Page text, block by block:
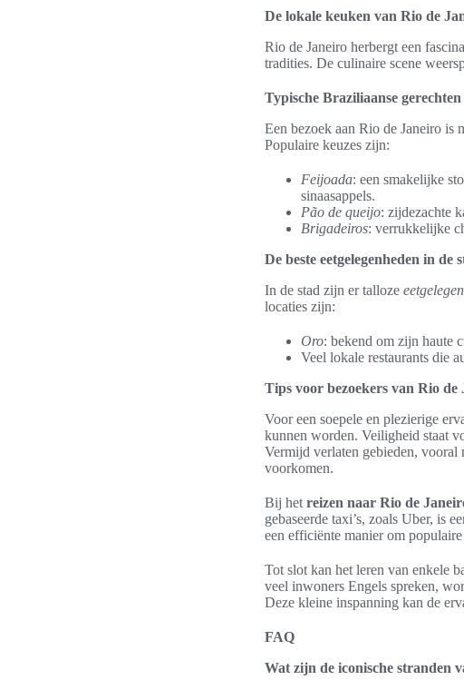
De lokale keuken van Rio de
Rio de Janeiro herbergt een
tradities. De culinaire scene
Typische Braziliaanse gerechten
Een bezoek aan Rio de Janeiro is
Populaire keuzes zijn:
Feijoada: een smakelijke
sinaasappels.
Pão de queijo: zijdezachte
Brigadeiros: verrukkelijke
De beste eetgelegenheden in de
In de stad zijn er talloze
locaties zijn:
Oro: bekend om zijn haute
Veel lokale restaurants die
Tips voor bezoekers van Rio de
Voor een soepele en plezierige
kunnen worden. Veiligheid staat
Vermijd verlaten gebieden, vooral
voorkomen.
Bij hetreizen naar Rio de
gebaseerde taxi’s, zoals Uber, is
een efficiënte manier om
Tot slot kan het leren van enkele
veel inwoners Engels spreken,
Deze kleine inspanning kan de
FAQ
Wat zijn de iconische stranden